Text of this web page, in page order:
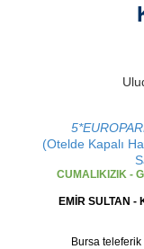
(Otelde Kapalı
CUMALIKIZIK -
EMİR SULTAN -
Bursa